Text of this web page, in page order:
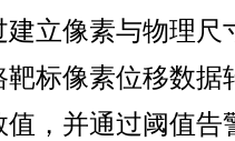
建立像素与物理尺
标像素位移数据
，并通过阈值告